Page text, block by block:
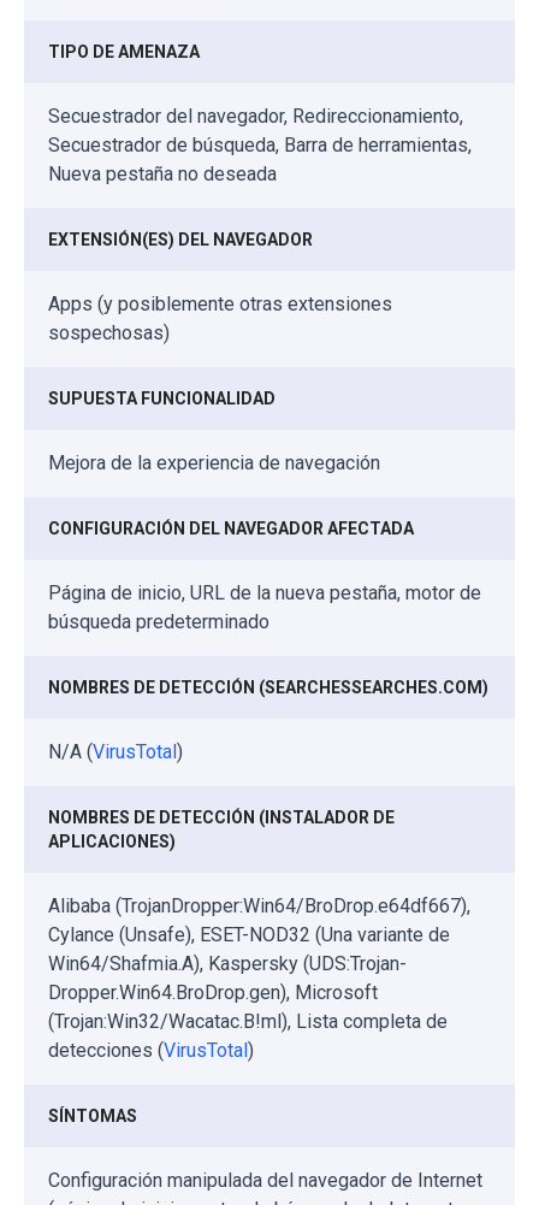
TIPO DE AMENAZA
Secuestrador del navegador, Redireccionamiento,
Secuestrador de búsqueda, Barra de herramientas,
Nueva pestaña no deseada
EXTENSIÓN(ES) DEL NAVEGADOR
Apps (y posiblemente otras extensiones
sospechosas)
SUPUESTA FUNCIONALIDAD
Mejora de la experiencia de navegación
CONFIGURACIÓN DEL NAVEGADOR AFECTADA
Página de inicio, URL de la nueva pestaña, motor de
búsqueda predeterminado
NOMBRES DE DETECCIÓN (SEARCHESSEARCHES.COM)
N/A (VirusTotal )
NOMBRES DE DETECCIÓN (INSTALADOR DE
APLICACIONES)
Alibaba (TrojanDropper:Win64/BroDrop.e64df667),
Cylance (Unsafe), ESET-NOD32 (Una variante de
Win64/Shafmia.A), Kaspersky (UDS:Trojan-
Dropper.Win64.BroDrop.gen), Microsoft
(Trojan:Win32/Wacatac.B!ml), Lista completa de
detecciones (VirusTotal )
SÍNTOMAS
Configuración manipulada del navegador de Internet